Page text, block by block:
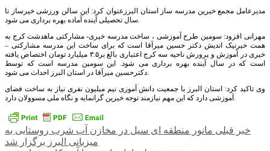
مدیرعامل مجمع خیرین مدرسه ساز استان البرزعنوان کرد: این سالن ورزشی خیرساز تا
سال تحصیلی آینده آماده بهره برداری می شود.
مهرانی افزود: سومین طرح آموزشی ، ساخت مدرسه خیری- مشارکتی ماهدشت کرج به
همت خیرنیک اندیش دکتر حسین میرآقا است که برای ساخت این مدرسه مشارکتی –
خیری در آموزش و پرورش ناحیه سه کرج اعتباری بالغ بر۳.۵ میلیارد تومان اختصاص یافته
است که در سال آینده بهره برداری می شود. این سومین مدرسه است که توسط
دکترحسین میرآقا در استان البرز احداث می شود.
وی تاکید کرد: استان البرز با جمعیت دانش آموزی نیم میلیون نفری نیاز به ساخت فضای
آموزشی دارد که این مهم نیازمند توجه خیرین گرانمایه و نگاه ملی مسوولان دارد.
راهبری
خبر قبلی مانور منطقه ای سیل در مخازن آب شرب روستایی به
میزبانی البرز برگزار شد